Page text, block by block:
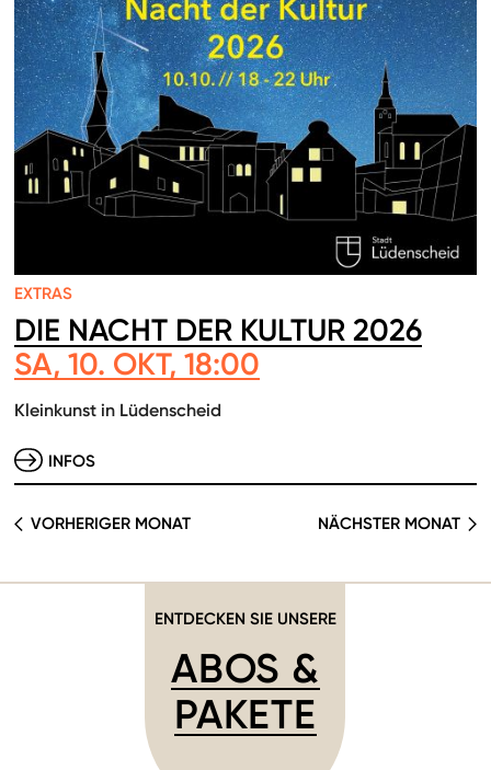
EXTRAS
DIE NACHT DER KULTUR 2026
SA, 10. OKT, 18:00
Kleinkunst in Lüdenscheid
INFOS
VORHERIGER MONAT NÄCHSTER MONAT
ENTDECKEN SIE UNSERE
ABOS &
PAKETE